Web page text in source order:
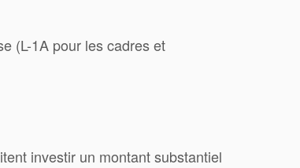
(L-1A pour les cadres et
investir un montant substantiel